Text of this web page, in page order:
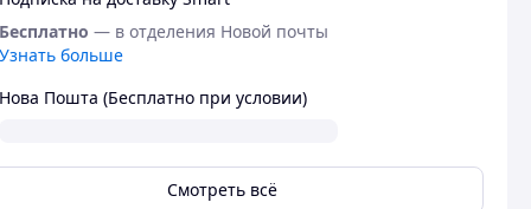
Бесплатно — в отделения Новой почты
Узнать больше
Нова Пошта (Бесплатно при условии)
Смотреть всё